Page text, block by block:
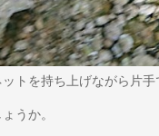
トを持ち上げながら片手
うか。